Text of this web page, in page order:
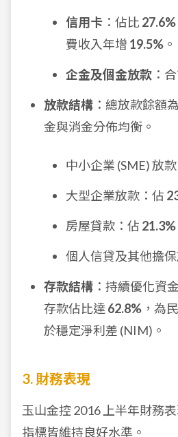
信用卡 ：佔比27.6%
費收入年增 19.5% 。
企金及個金放款 ：
放款結構 ：總放款餘額
金與消金分佈均衡。
中小企業 (SME) 放
大型企業放款：佔
房屋貸款：佔 21.3%
個人信貸及其他擔
存款結構 ：持續優化資
存款佔比達 62.8% ，為
於穩定淨利差 (NIM)。
3. 財務表現
玉山金控 2016 上半年財務
指標皆維持良好水準。